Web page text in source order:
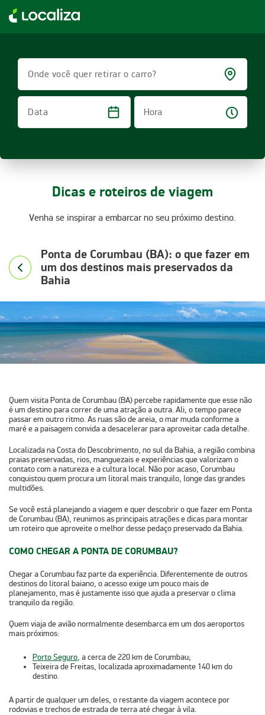
LOCALIZA ALUGUEL DE CARROS | LOCALIZA
Onde você quer retirar o carro?
Data
Hora
Dicas e roteiros de viagem
Venha se inspirar a embarcar no seu próximo destino.
Ponta de Corumbau (BA): o que fazer em
um dos destinos mais preservados da
Bahia
Quem visitaPonta de Corumbau (BA)percebe rapidamente que esse não
é um destino para correr de uma atração a outra. Ali, o tempo parece
passar em outro ritmo. As ruas são de areia, o mar muda conforme a
maré e a paisagem convida a desacelerar para aproveitar cada detalhe.
Localizada naCosta do Descobrimento, nosul da Bahia, a região combina
praias preservadas, rios, manguezais e experiências que valorizam o
contato com a natureza e a cultura local. Não por acaso, Corumbau
conquistou quem procura um litoral mais tranquilo, longe das grandes
multidões.
Se você está planejando a viagem e quer descobriro que fazer em Ponta
de Corumbau (BA), reunimos as principais atrações e dicas para montar
um roteiro que aproveite o melhor desse pedaço preservado da Bahia.
COMO CHEGAR A PONTA DE CORUMBAU?
Chegar a Corumbau faz parte da experiência. Diferentemente de outros
destinos do litoral baiano, o acesso exige um pouco mais de
planejamento, mas é justamente isso que ajuda a preservar o clima
tranquilo da região.
Quem viaja de avião normalmente desembarca em um dos aeroportos
mais próximos:
Porto Seguro, a cerca de220 km de Corumbau;
Teixeira de Freitas, localizada aproximadamente 140 km do
destino.
A partir de qualquer um deles, o restante da viagem acontece por
rodovias e trechos de estrada de terra até chegar à vila.